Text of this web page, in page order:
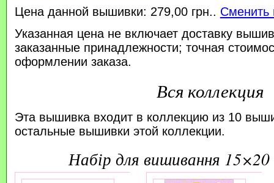
Цена данной вышивки: 279,00 грн.. Сменить
Указанная цена не включает доставку
заказанные принадлежности; точная
оформлении заказа.
Вся коллекция
Эта вышивка входит в коллекцию из 10
остальные вышивки этой коллекции.
набір для вишивання 15×20